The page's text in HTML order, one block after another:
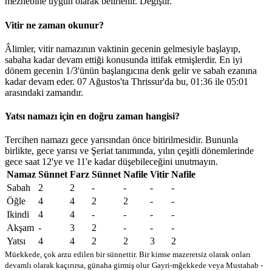
Vitir ne zaman okunur?
Âlimler, vitir namazının vaktinin gecenin gelmesiyle başlayıp,
sabaha kadar devam ettiği konusunda ittifak etmişlerdir. En iyi
dönem gecenin 1/3'ünün başlangıcına denk gelir ve sabah ezanına
kadar devam eder. 07 Ağustos'ta Thrissur'da bu, 01:36 ile 05:01
arasındaki zamandır.
Yatsı namazı için en doğru zaman hangisi?
Tercihen namazı gece yarısından önce bitirilmesidir. Bununla
birlikte, gece yarısı ve Şeriat tanımında, yılın çeşitli dönemlerinde
gece saat 12'ye ve 11'e kadar düşebileceğini unutmayın.
Namaz Sünnet Farz Sünnet Nafile Vitir Nafile
Sabah
2 2 - - -
-
Öğle
4 4 2 2 -
-
Ikindi
4 4 - - -
-
Akşam - 3 2 - -
-
Yatsı
4 4 2 2 3 2
Müekkede, çok arzu edilen bir sünnettir. Bir kimse mazeretsiz olarak onları
devamlı olarak kaçırırsa, günaha girmiş olur Gayri-mğekkede veya Mustahab -